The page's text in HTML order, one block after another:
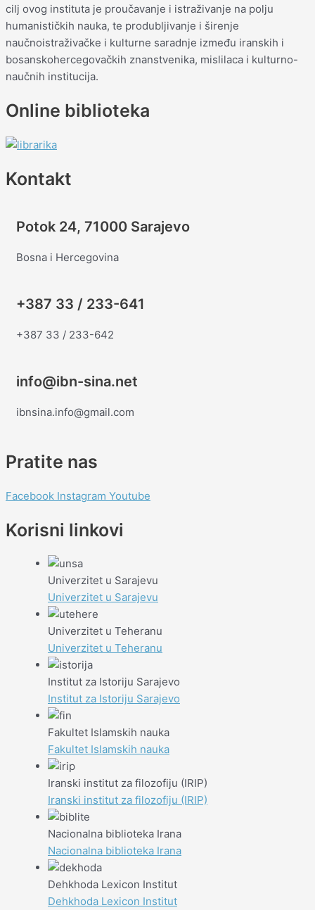
cilj ovog instituta je proučavanje i istraživanje na polju
humanističkih nauka, te produbljivanje i širenje
naučnoistraživačke i kulturne saradnje između iranskih i
bosanskohercegovačkih znanstvenika, mislilaca i kulturno-
naučnih institucija.
Online biblioteka
Kontakt
Potok 24, 71000 Sarajevo
Bosna i Hercegovina
+387 33 / 233-641
+387 33 / 233-642
info@ibn-sina.net
ibnsina.info@gmail.com
Pratite nas
Facebook Instagram Youtube
Korisni linkovi
Univerzitet u Sarajevu
Univerzitet u Sarajevu
Univerzitet u Teheranu
Univerzitet u Teheranu
Institut za Istoriju Sarajevo
Institut za Istoriju Sarajevo
Fakultet Islamskih nauka
Fakultet Islamskih nauka
Iranski institut za filozofiju (IRIP)
Iranski institut za filozofiju (IRIP)
Nacionalna biblioteka Irana
Nacionalna biblioteka Irana
Dehkhoda Lexicon Institut
Dehkhoda Lexicon Institut